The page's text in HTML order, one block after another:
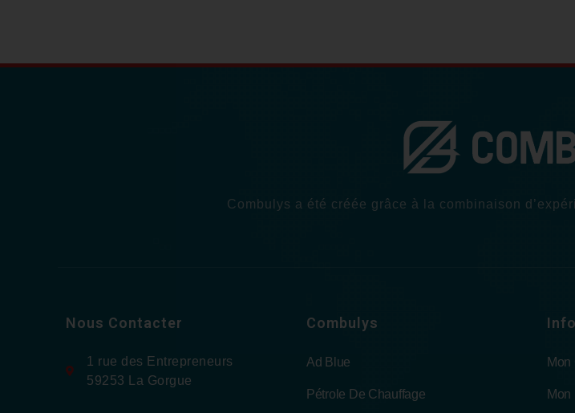
Combulys a été créée grâce à la combinaison
Nous Contacter
1 rue des Entrepreneurs
59253 La Gorgue
Combulys
Ad Blue
Pétrole De Chauffage